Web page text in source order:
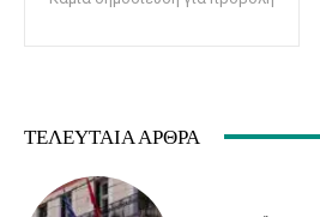
ΤΕΛΕΥΤΑΊΑ ΆΡΘΡΑ